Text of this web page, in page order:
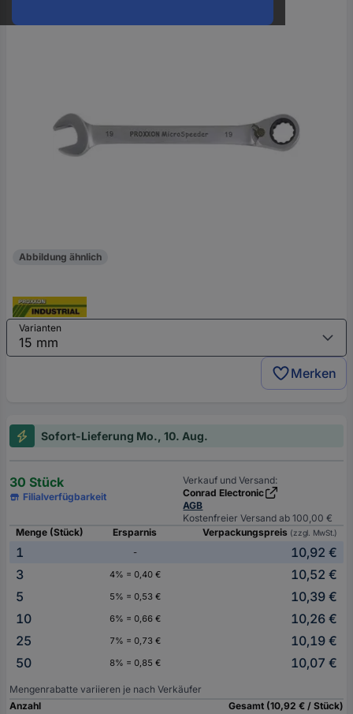
Abbildung ähnlich
Varianten
Merken
Sofort-Lieferung Mo., 10. Aug.
30 Stück
Filialverfügbarkeit
Verkauf und Versand:
Conrad Electronic
AGB
Kostenfreier Versand ab 100,00 €
Menge (Stück)
Ersparnis Verpackungspreis (zzgl. MwSt.)
1 -
10,92 €
3
4% = 0,40 €
10,52 €
5
5% = 0,53 €
10,39 €
10
6% = 0,66 €
10,26 €
25
7% = 0,73 €
10,19 €
50
8% = 0,85 € 10,07 €
Mengenrabatte variieren je nach Verkäufer
Anzahl
Gesamt (10,92 € / Stück)